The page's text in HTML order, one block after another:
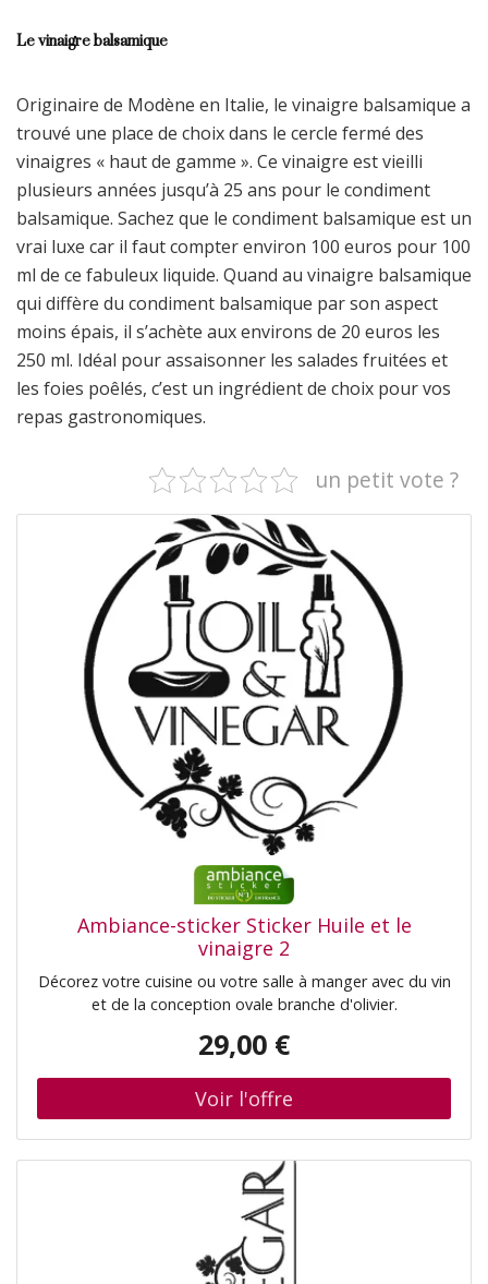
Le vinaigre balsamique
Originaire de Modène en Italie, le vinaigre balsamique a
trouvé une place de choix dans le cercle fermé des
vinaigres « haut de gamme ». Ce vinaigre est vieilli
plusieurs années jusqu’à 25 ans pour le condiment
balsamique. Sachez que le condiment balsamique est un
vrai luxe car il faut compter environ 100 euros pour 100
ml de ce fabuleux liquide. Quand au vinaigre balsamique
qui diffère du condiment balsamique par son aspect
moins épais, il s’achète aux environs de 20 euros les
250 ml. Idéal pour assaisonner les salades fruitées et
les foies poêlés, c’est un ingrédient de choix pour vos
repas gastronomiques.
un petit vote ?
Ambiance-sticker Sticker Huile et le
vinaigre 2
Décorez votre cuisine ou votre salle à manger avec du vin
et de la conception ovale branche d'olivier.
29,00 €